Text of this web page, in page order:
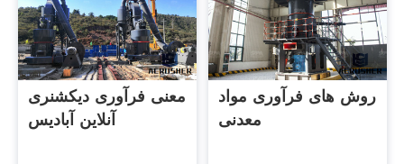
معنی فرآوری دیکشنری
آنلاین آبادیس
روش های فرآوری مواد
معدنی